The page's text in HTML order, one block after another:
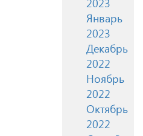
Январь
2023
Декабрь
2022
Ноябрь
2022
Октябрь
2022